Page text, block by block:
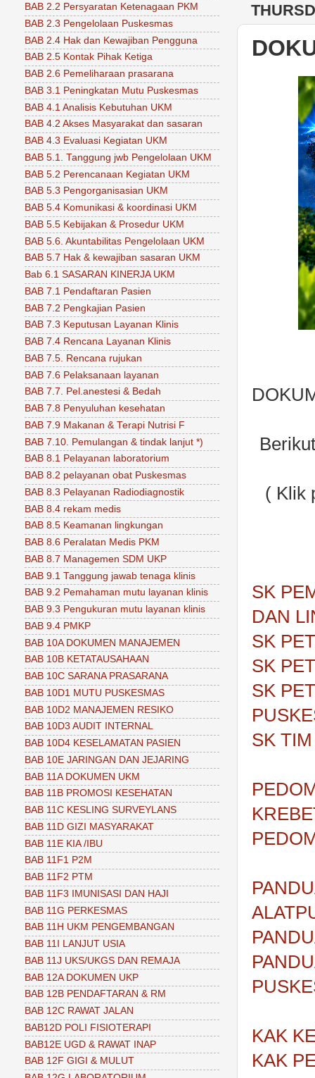
( Klik
SK
DAN
SK
SK
SK
SK
KAK
KAK
BAB 2.2 Persyaratan Ketenagaan PKM
BAB 2.3 Pengelolaan Puskesmas
BAB 2.4 Hak dan Kewajiban Pengguna
BAB 2.5 Kontak Pihak Ketiga
BAB 2.6 Pemeliharaan prasarana
BAB 3.1 Peningkatan Mutu Puskesmas
BAB 4.1 Analisis Kebutuhan UKM
BAB 4.2 Akses Masyarakat dan sasaran
BAB 4.3 Evaluasi Kegiatan UKM
BAB 5.1. Tanggung jwb Pengelolaan UKM
BAB 5.2 Perencanaan Kegiatan UKM
BAB 5.3 Pengorganisasian UKM
BAB 5.4 Komunikasi & koordinasi UKM
BAB 5.5 Kebijakan & Prosedur UKM
BAB 5.6. Akuntabilitas Pengelolaan UKM
BAB 5.7 Hak & kewajiban sasaran UKM
Bab 6.1 SASARAN KINERJA UKM
BAB 7.1 Pendaftaran Pasien
BAB 7.2 Pengkajian Pasien
BAB 7.3 Keputusan Layanan Klinis
BAB 7.4 Rencana Layanan Klinis
BAB 7.5. Rencana rujukan
BAB 7.6 Pelaksanaan layanan
BAB 7.7. Pel.anestesi & Bedah
BAB 7.8 Penyuluhan kesehatan
BAB 7.9 Makanan & Terapi Nutrisi F
BAB 7.10. Pemulangan & tindak lanjut *)
BAB 8.1 Pelayanan laboratorium
BAB 8.2 pelayanan obat Puskesmas
BAB 8.3 Pelayanan Radiodiagnostik
BAB 8.4 rekam medis
BAB 8.5 Keamanan lingkungan
BAB 8.6 Peralatan Medis PKM
BAB 8.7 Managemen SDM UKP
BAB 9.1 Tanggung jawab tenaga klinis
BAB 9.2 Pemahaman mutu layanan klinis
BAB 9.3 Pengukuran mutu layanan klinis
BAB 9.4 PMKP
BAB 10A DOKUMEN MANAJEMEN
BAB 10B KETATAUSAHAAN
BAB 10C SARANA PRASARANA
BAB 10D1 MUTU PUSKESMAS
BAB 10D2 MANAJEMEN RESIKO
BAB 10D3 AUDIT INTERNAL
BAB 10D4 KESELAMATAN PASIEN
BAB 10E JARINGAN DAN JEJARING
BAB 11A DOKUMEN UKM
BAB 11B PROMOSI KESEHATAN
BAB 11C KESLING SURVEYLANS
BAB 11D GIZI MASYARAKAT
BAB 11E KIA /IBU
BAB 11F1 P2M
BAB 11F2 PTM
BAB 11F3 IMUNISASI DAN HAJI
BAB 11G PERKESMAS
BAB 11H UKM PENGEMBANGAN
BAB 11I LANJUT USIA
BAB 11J UKS/UKGS DAN REMAJA
BAB 12A DOKUMEN UKP
BAB 12B PENDAFTARAN & RM
BAB 12C RAWAT JALAN
BAB12D POLI FISIOTERAPI
BAB12E UGD & RAWAT INAP
BAB 12F GIGI & MULUT